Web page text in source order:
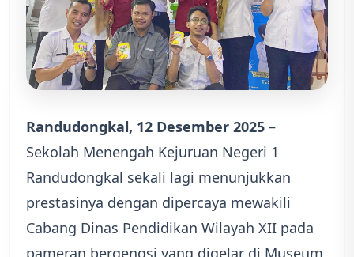
Randudongkal, 12 Desember 2025 –
Sekolah Menengah Kejuruan Negeri 1
Randudongkal sekali lagi menunjukkan
prestasinya dengan dipercaya mewakili
Cabang Dinas Pendidikan Wilayah XII pada
pameran bergengsi yang digelar di Museum